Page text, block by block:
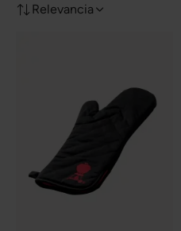
materiales y de gran calidad.
Relevancia